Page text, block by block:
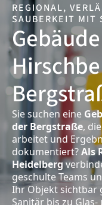
REGIONAL,
SAUBERKEIT MIT
Sie suchen eine
der Bergstraße,
arbeitet und
dokumentiert?Als
Heidelberg
geschulte Teams
Ihr Objekt sichtbar
Sanitär bis zu